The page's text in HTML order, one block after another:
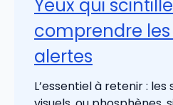
Yeux qui
comprendre
alertes
L’essentiel à retenir :